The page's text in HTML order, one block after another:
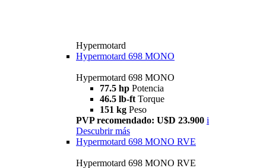
Hypermotard
Hypermotard 698 MONO
Hypermotard 698 MONO
77.5 hp Potencia
46.5 lb-ft Torque
151 kg Peso
PVP recomendado: U$D 23.900 i
Descubrir más
Hypermotard 698 MONO RVE
Hypermotard 698 MONO RVE